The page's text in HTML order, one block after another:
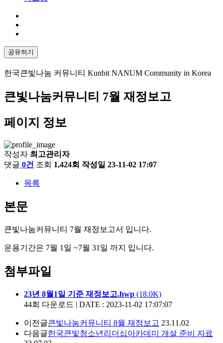
공유하기
한국큰빛나눔 커뮤니티 Kunbit NANUM Community in Korea
큰빛나눔커뮤니티 7월 재정보고
페이지 정보
작성자 최고관리자
댓글 0건 조회 1,424회 작성일 23-11-02 17:07
목록
본문
큰빛나눔커뮤니티 7월 재정보고서 입니다.
운용기간은 7월 1일 ~7월 31일 까지 입니다.
첨부파일
23년 8월1일 기준 재정보고.hwp (18.0K)
44회 다운로드 | DATE : 2023-11-02 17:07:07
이전글큰빛나눔커뮤니티 8월 재정보고 23.11.02
다음글한국큰빛청소년리더십아카데미 개설 준비 자료